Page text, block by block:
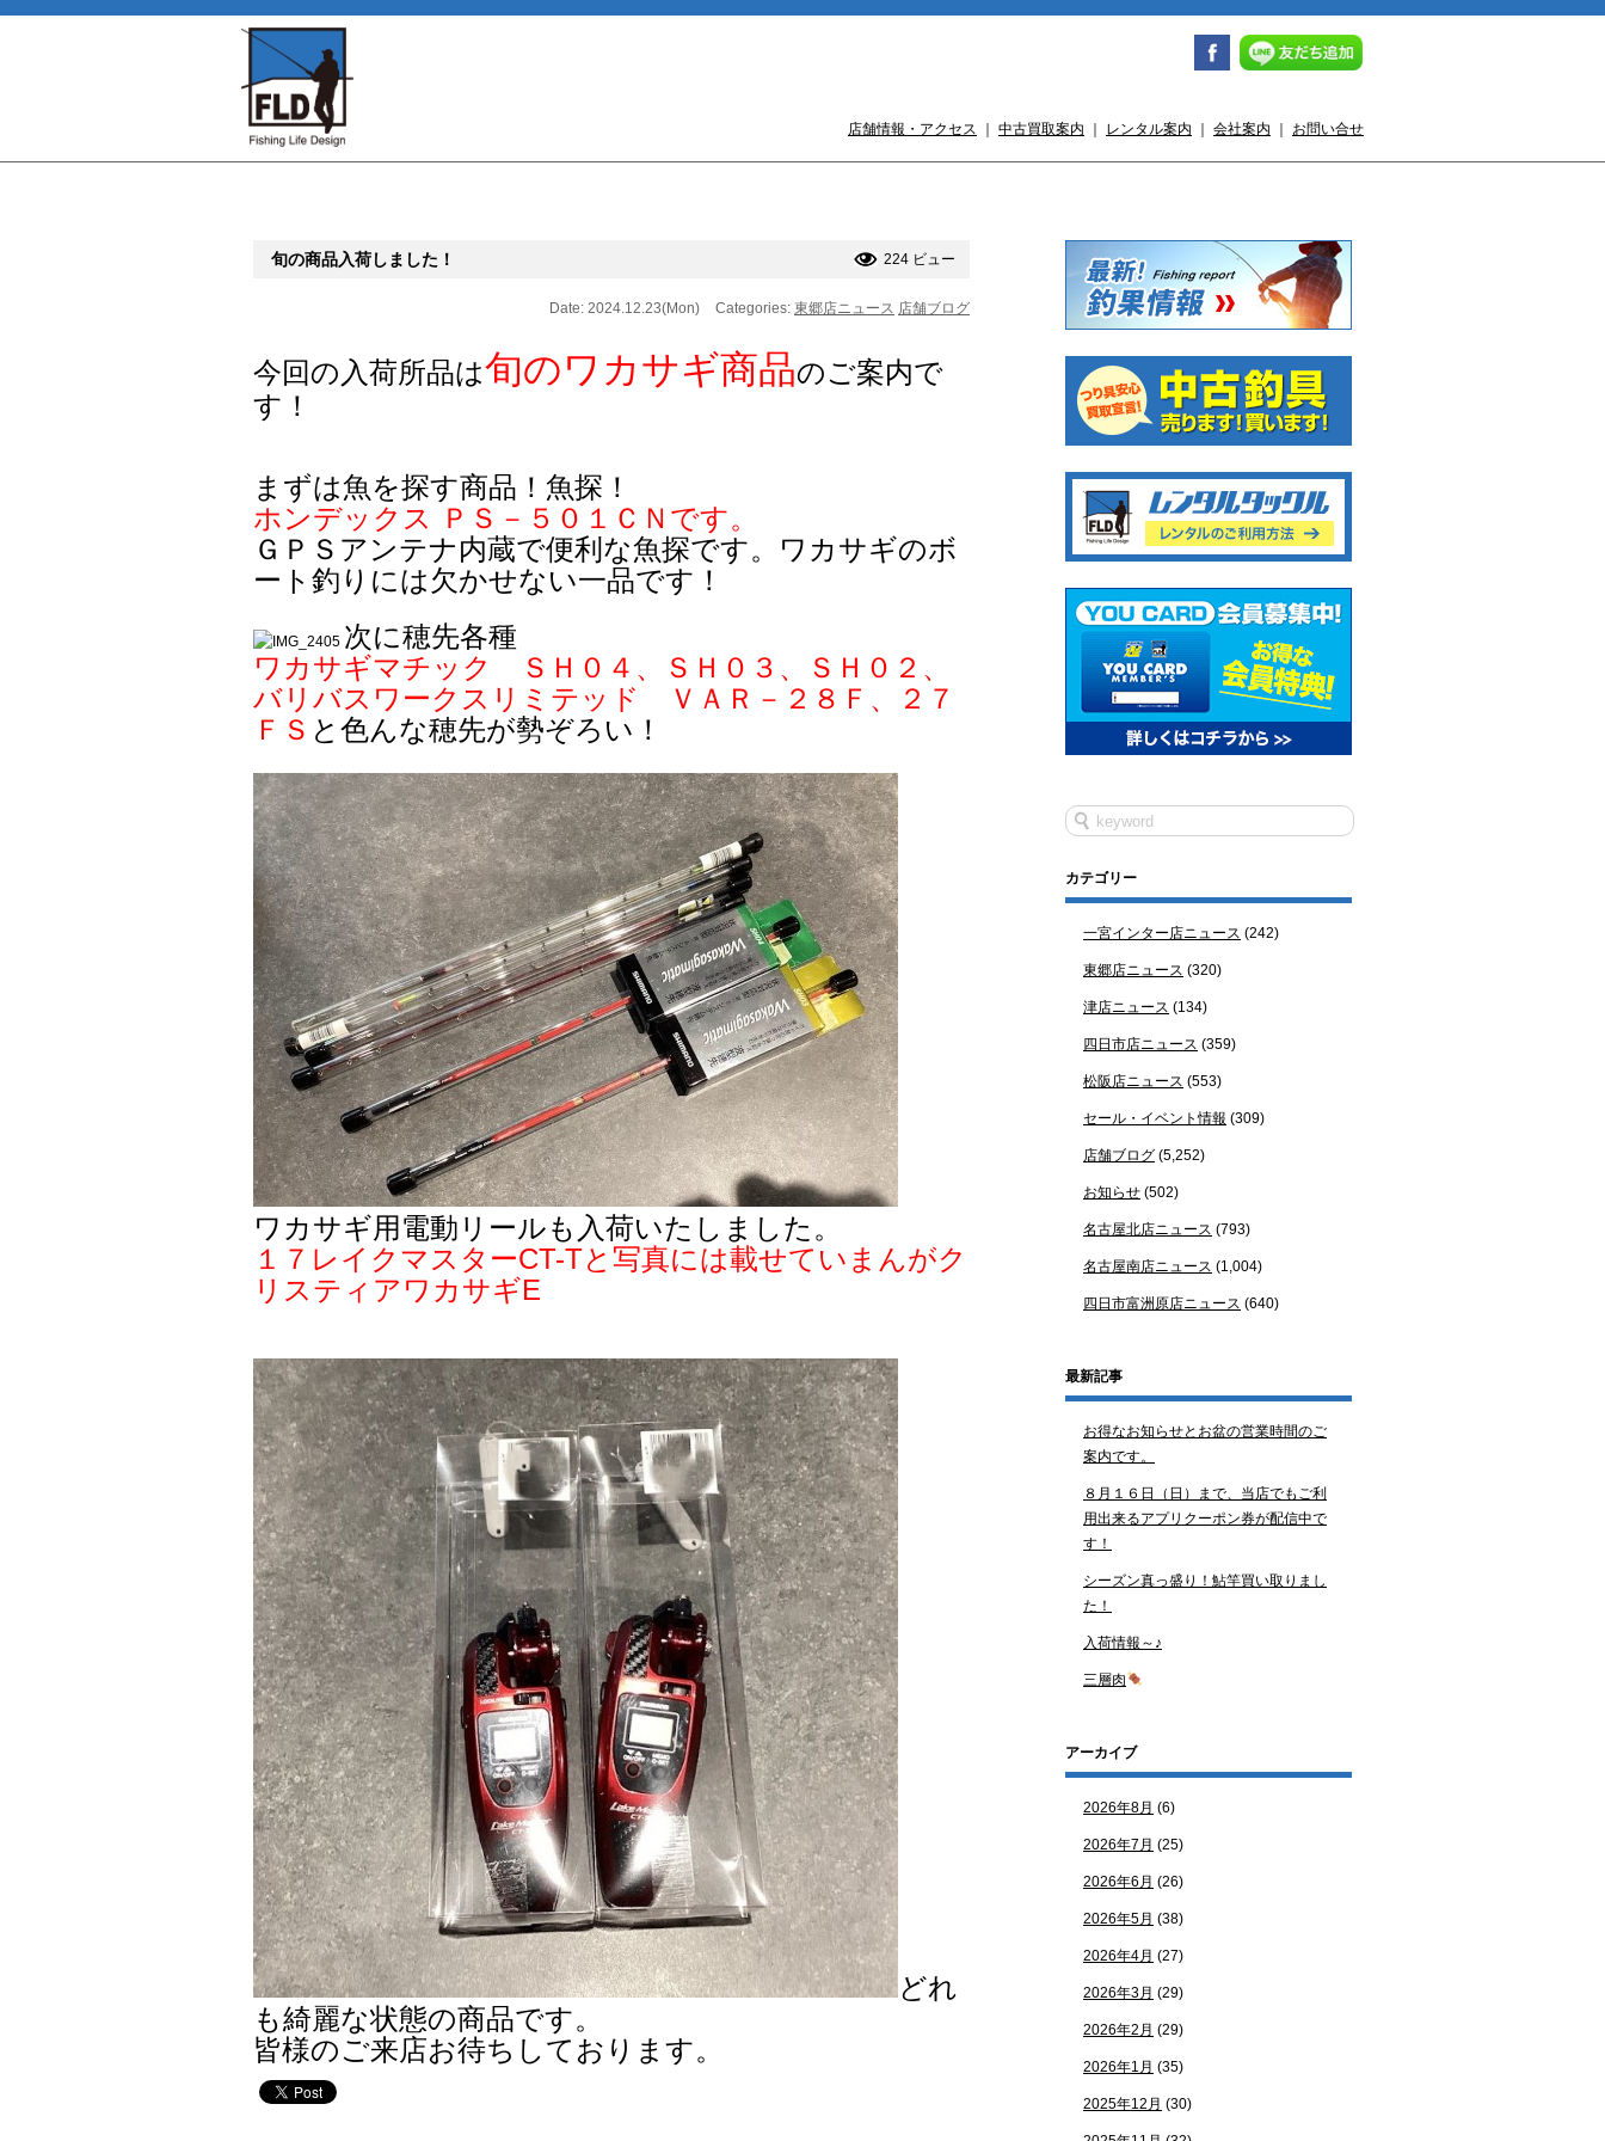
店舗情報・アクセス 中古買取案内 レンタル案内 会社案内 お問い合せ
旬の商品入荷しました！ 224 ビュー
Date: 2024.12.23(Mon) Categories: 東郷店ニュース 店舗ブログ
今回の入荷所品は旬のワカサギ商品のご案内で
す！
まずは魚を探す商品！魚探！
ホンデックス ＰＳ－５０１ＣＮです。
ＧＰＳアンテナ内蔵で便利な魚探です。ワカサギのボ
ート釣りには欠かせない一品です！
次に穂先各種
ワカサギマチック ＳＨ０４、ＳＨ０３、ＳＨ０２、
バリバスワークスリミテッド ＶＡＲ－２８Ｆ、２７
ＦＳ と色んな穂先が勢ぞろい！
ワカサギ用電動リールも入荷いたしました。
１７レイクマスターCT-Tと写真には載せていまんがク
リスティアワカサギE
どれ
も綺麗な状態の商品です。
皆様のご来店お待ちしております。
カテゴリー
一宮インター店ニュース (242)
東郷店ニュース (320)
津店ニュース (134)
四日市店ニュース (359)
松阪店ニュース (553)
セール・イベント情報 (309)
店舗ブログ (5,252)
お知らせ (502)
名古屋北店ニュース (793)
名古屋南店ニュース (1,004)
四日市富洲原店ニュース (640)
最新記事
お得なお知らせとお盆の営業時間のご
案内です。
８月１６日（日）まで、当店でもご利
用出来るアプリクーポン券が配信中で
す！
シーズン真っ盛り！鮎竿買い取りまし
た！
入荷情報～♪
三層肉
アーカイブ
2026年8月 (6)
2026年7月 (25)
2026年6月 (26)
2026年5月 (38)
2026年4月 (27)
2026年3月 (29)
2026年2月 (29)
2026年1月 (35)
2025年12月 (30)